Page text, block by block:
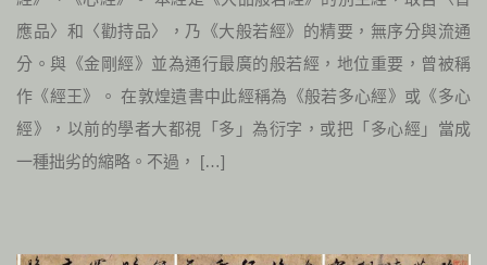
應品〉和〈勸持品〉，乃《大般若經》的精要，無序分與流通
分。與《金剛經》並為通行最廣的般若經，地位重要，曾被稱
作《經王》。 在敦煌遺書中此經稱為《般若多心經》或《多心
經》，以前的學者大都視「多」為衍字，或把「多心經」當成
一種拙劣的縮略。不過， […]